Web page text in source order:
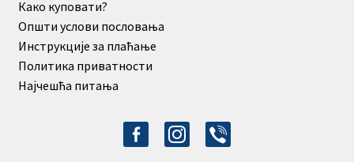
Како куповати?
Општи услови пословања
Инструкције за плаћање
Политика приватности
Најчешћа питања
facebook-
alt
instagram
viber